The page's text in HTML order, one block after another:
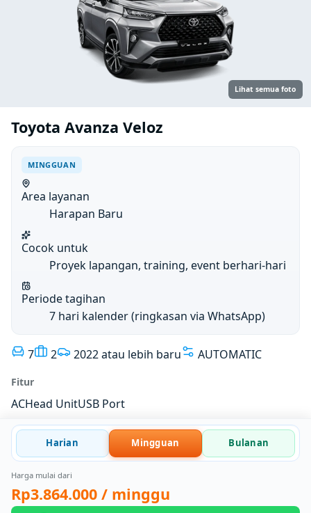
Lihat semua foto
Toyota Avanza Veloz
MINGGUAN
Area layanan
Harapan Baru
Cocok untuk
Proyek lapangan, training, event berhari-hari
Periode tagihan
7 hari kalender (ringkasan via WhatsApp)
7 2 2022 atau lebih baru AUTOMATIC
Fitur
ACHead UnitUSB Port
Harian Mingguan Bulanan
Harga mulai dari
Rp3.864.000 / minggu